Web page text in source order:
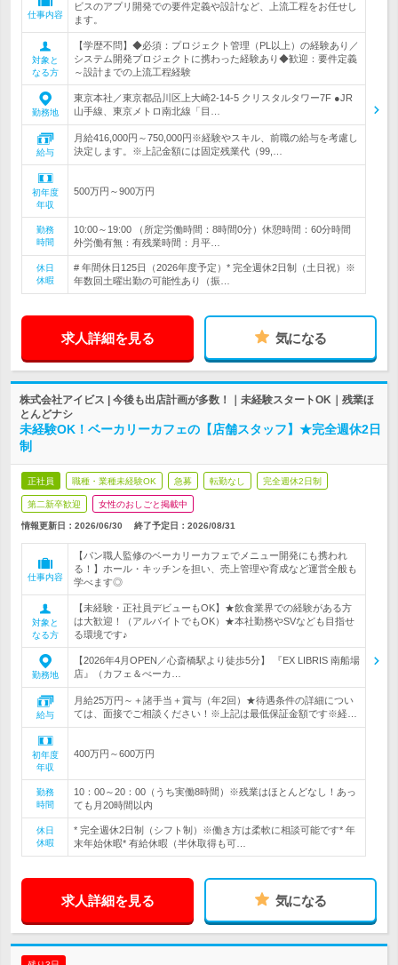
仕事内容
ビスのアプリ開発での要件定義や設計など、上流工程をお任せし
ます。
対象と
なる方
【学歴不問】◆必須：プロジェクト管理（PL以上）の経験あり／
システム開発プロジェクトに携わった経験あり◆歓迎：要件定義
～設計までの上流工程経験
勤務地
東京本社／東京都品川区上大崎2-14-5 クリスタルタワー7F ●JR
山手線、東京メトロ南北線「目…
給与
月給416,000円～750,000円※経験やスキル、前職の給与を考慮し
決定します。※上記金額には固定残業代（99,…
初年度
年収
500万円～900万円
勤務
時間
10:00～19:00 （所定労働時間：8時間0分）休憩時間：60分時間
外労働有無：有残業時間：月平…
休日
休暇
# 年間休日125日（2026年度予定）* 完全週休2日制（土日祝）※
年数回土曜出勤の可能性あり（振…
求人詳細を見る 気になる
株式会社アイビス | 今後も出店計画が多数！｜未経験スタートOK｜残業ほ
とんどナシ
未経験OK！ベーカリーカフェの【店舗スタッフ】★完全週休2日
制
正社員 職種・業種未経験OK 急募 転勤なし 完全週休2日制
第二新卒歓迎 女性のおしごと掲載中
情報更新日：2026/06/30 終了予定日： 2026/08/31
仕事内容
【パン職人監修のベーカリーカフェでメニュー開発にも携われ
る！】ホール・キッチンを担い、売上管理や育成など運営全般も
学べます◎
対象と
なる方
【未経験・正社員デビューもOK】★飲食業界での経験がある方
は大歓迎！（アルバイトでもOK）★本社勤務やSVなども目指せ
る環境です♪
勤務地
【2026年4月OPEN／心斎橋駅より徒歩5分】 『EX LIBRIS 南船場
店』（カフェ＆べーカ…
給与
月給25万円～＋諸手当＋賞与（年2回）★待遇条件の詳細につい
ては、面接でご相談ください！※上記は最低保証金額です※経…
初年度
年収
400万円～600万円
勤務
時間
10：00～20：00（うち実働8時間）※残業はほとんどなし！あっ
ても月20時間以内
休日
休暇
* 完全週休2日制（シフト制）※働き方は柔軟に相談可能です* 年
末年始休暇* 有給休暇（半休取得も可…
求人詳細を見る 気になる